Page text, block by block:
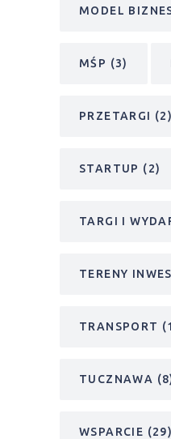
MODEL
MŚP (3)
PRZETARGI (2)
STARTUP (2)
TARGI I
TERENY
TRANSPORT
TUCZNAWA
WSPARCIE (29)